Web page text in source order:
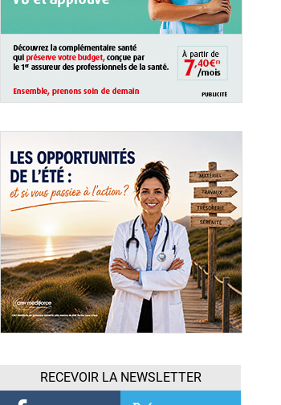
RECEVOIR LA NEWSLETTER